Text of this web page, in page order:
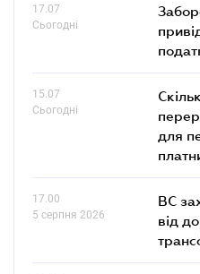
17.07
Сьогодні
15.07
Сьогодні
для
17.00
5 серпня 2026
ВС
від